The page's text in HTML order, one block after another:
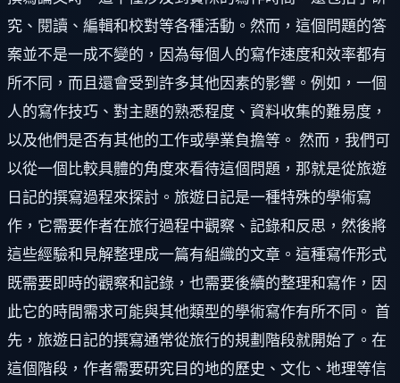
究、閱讀、編輯和校對等各種活動。然而，這個問題的答
案並不是一成不變的，因為每個人的寫作速度和效率都有
所不同，而且還會受到許多其他因素的影響。例如，一個
人的寫作技巧、對主題的熟悉程度、資料收集的難易度，
以及他們是否有其他的工作或學業負擔等。 然而，我們可
以從一個比較具體的角度來看待這個問題，那就是從旅遊
日記的撰寫過程來探討。旅遊日記是一種特殊的學術寫
作，它需要作者在旅行過程中觀察、記錄和反思，然後將
這些經驗和見解整理成一篇有組織的文章。這種寫作形式
既需要即時的觀察和記錄，也需要後續的整理和寫作，因
此它的時間需求可能與其他類型的學術寫作有所不同。 首
先，旅遊日記的撰寫通常從旅行的規劃階段就開始了。在
這個階段，作者需要研究目的地的歷史、文化、地理等信